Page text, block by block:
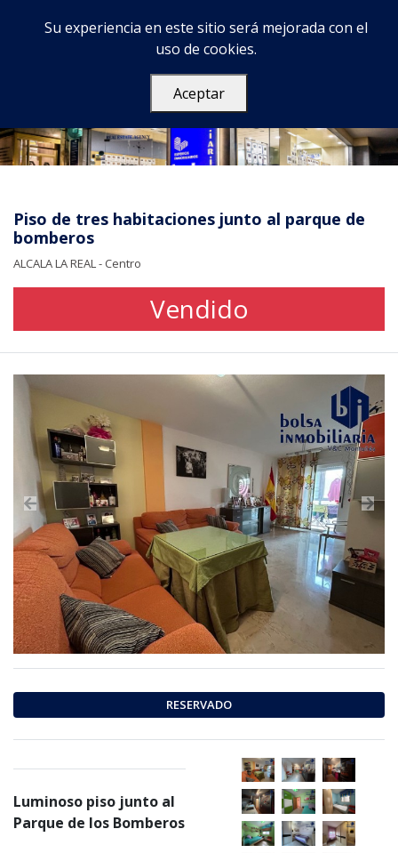
Piso de tres habitaciones junto al parque de
bomberos
ALCALA LA REAL - Centro
Vendido
Previous Next
RESERVADO
Luminoso piso junto al
Parque de los Bomberos
Su experiencia en este sitio será mejorada con el
uso de cookies.
Aceptar